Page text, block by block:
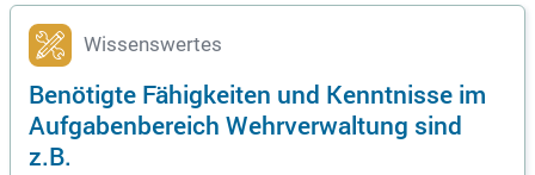
Wissenswertes
Benötigte Fähigkeiten und Kenntnisse im
Aufgabenbereich Wehrverwaltung sind
z.B.